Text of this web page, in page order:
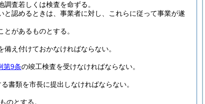
査若しくは検査を命ずる。
認めるときは、事業者に対し、これらに従って事業が遂
があるものとする。
え付けておかなければならない。
第9条の竣工検査を受けなければならない。
書類を市長に提出しなければならない。
のとする。